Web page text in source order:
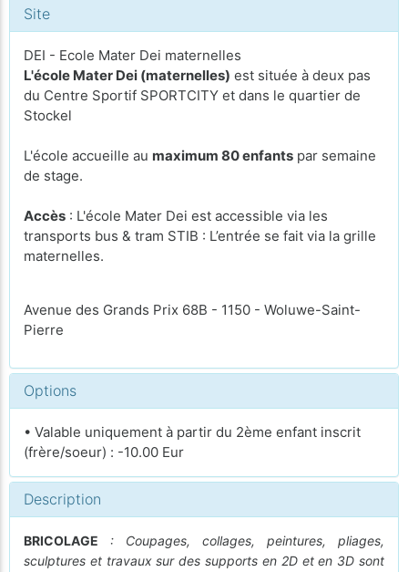
Site
DEI - Ecole Mater Dei maternelles
L'école Mater Dei (maternelles) est située à deux pas
du Centre Sportif SPORTCITY et dans le quartier de
Stockel
L'école accueille au maximum 80 enfants par semaine
de stage.
Accès : L'école Mater Dei est accessible via les
transports bus & tram STIB : L’entrée se fait via la grille
maternelles.
Avenue des Grands Prix 68B - 1150 - Woluwe-Saint-
Pierre
Options
• Valable uniquement à partir du 2ème enfant inscrit
(frère/soeur) : -10.00 Eur
Description
BRICOLAGE : Coupages, collages, peintures, pliages,
sculptures et travaux sur des supports en 2D et en 3D sont